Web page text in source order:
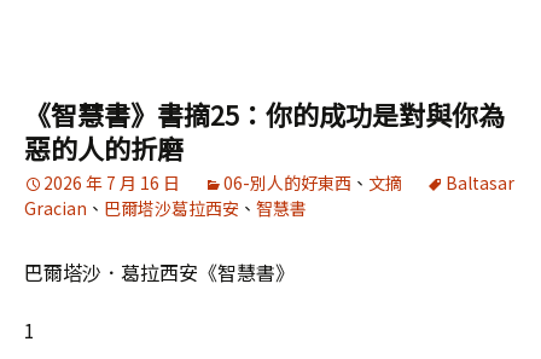
《智慧書》書摘25：你的成功是對與你為
惡的人的折磨
2026 年 7 月 16 日 06-別人的好東西 、 文摘
Baltasar
Gracian 、 巴爾塔沙葛拉西安 、 智慧書
巴爾塔沙．葛拉西安《智慧書》
1